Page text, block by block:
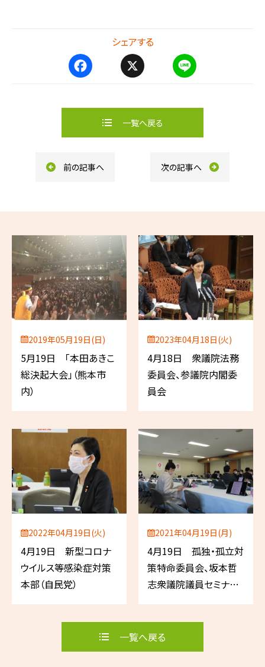
シェアする
e
o
e
一覧へ戻る
前の記事へ 次の記事へ
2019年05月19日(日)
5月19日 「本田あきこ
総決起大会」（熊本市
内）
2023年04月18日(火)
4月18日 衆議院法務
委員会、参議院内閣委
員会
2022年04月19日(火)
4月19日 新型コロナ
ウイルス等感染症対策
本部（自民党）
2021年04月19日(月)
4月19日 孤独・孤立対
策特命委員会、坂本哲
志衆議院議員セミナー
ほか
一覧へ戻る